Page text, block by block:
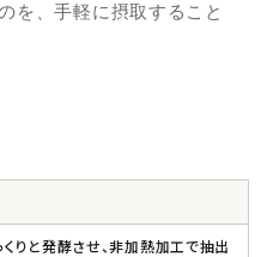
を、手軽に摂取すること
りと発酵させ、非加熱加工で抽出